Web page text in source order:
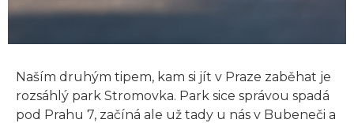
Naším druhým tipem, kam si jít v Praze zaběhat je
rozsáhlý park Stromovka. Park sice správou spadá
pod Prahu 7, začíná ale už tady u nás v Bubeneči a